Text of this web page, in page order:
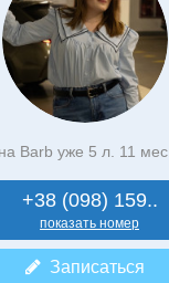
Barb уже 5 л. 11 мес.
+38 (098) 159..
показать номер
Записаться